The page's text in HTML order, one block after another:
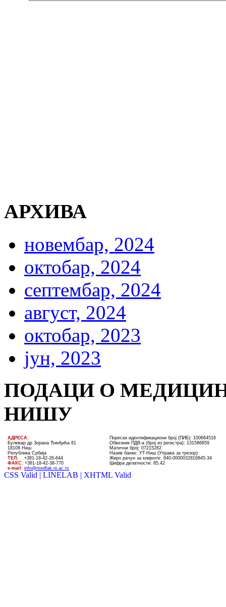
АРХИВА
новембар, 2024
октобар, 2024
септембар, 2024
август, 2024
октобар, 2023
јун, 2023
ПОДАЦИ О
НИШУ
AДРЕСА:
Булевар др Зорана Ђинђића 81
18108 Ниш
Република Србија
ТЕЛ: +381-18-42-26-644
ФАКС: +381-18-42-38-770
e-mail: info@medfak.ni.ac.rs
Порески идентификациони број (ПИБ): 100664516
Обвезник ПДВ-а (број из регистра): 131586859
Матични број: 07215282
Назив банке: УT-Ниш (Управа за трезор)
Жиро рачун за клијенте:840-0000032816845-34
Шифра делатности: 85.42
CSS Valid | LINELAB | XHTML Valid